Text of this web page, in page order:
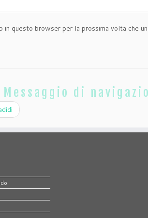
questo browser per la prossima volta che
Messaggio di